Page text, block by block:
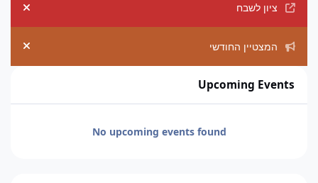
ציון לשבח
המצטיין החודשי
Upcoming Events
No upcoming events found